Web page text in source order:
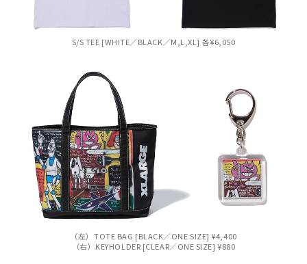
S/S TEE [WHITE／BLACK／M,L,XL] 各¥6,050
（左）TOTE BAG [BLACK／ONE SIZE] ¥4,400
（右）KEYHOLDER [CLEAR／ONE SIZE] ¥880